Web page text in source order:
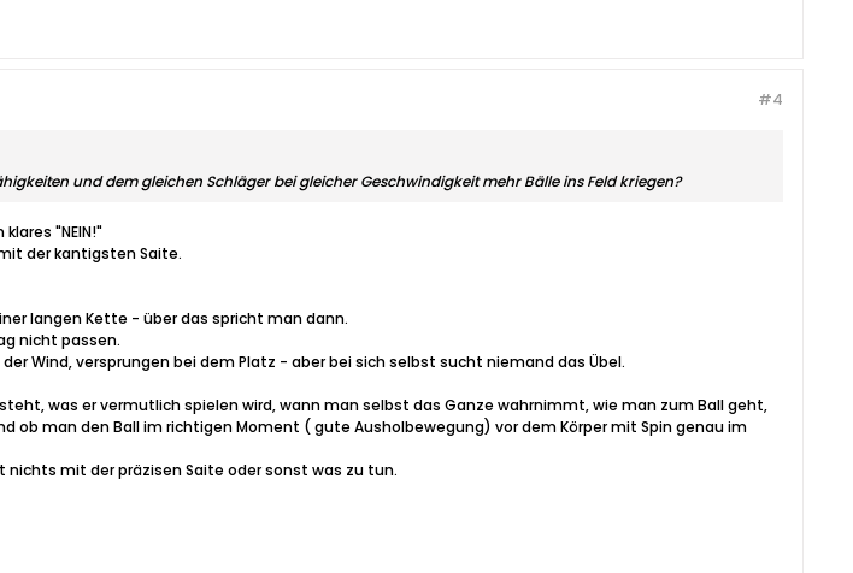
#4
und dem gleichen Schläger bei gleicher Geschwindigkeit mehr Bälle ins Feld kriegen?
"NEIN!"
der kantigsten Saite.
langen Kette - über das spricht man dann.
nicht passen.
Wind, versprungen bei dem Platz - aber bei sich selbst sucht niemand das Übel.
was er vermutlich spielen wird, wann man selbst das Ganze wahrnimmt, wie man zum Ball geht,
ob man den Ball im richtigen Moment ( gute Ausholbewegung) vor dem Körper mit Spin genau im
mit der präzisen Saite oder sonst was zu tun.